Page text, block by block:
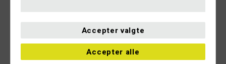
Accepter valgte
Accepter alle
Vi tilbyder desuden:
En social arbejdsplads med højt til loftet og flad struktur,
hvor alle tager ansvar og bidrager
Mulighed for faglig udvikling og sparring i tæt